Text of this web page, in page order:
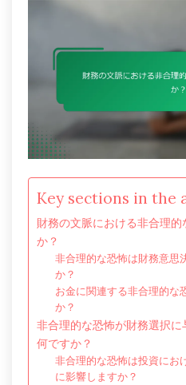
Key sections in the
財務の文脈における非合理
か？
非合理的な恐怖は財務意思
か？
お金に関連する非合理的な
か？
非合理的な恐怖が財務選択
何ですか？
非合理的な恐怖は投資にお
に影響しますか？